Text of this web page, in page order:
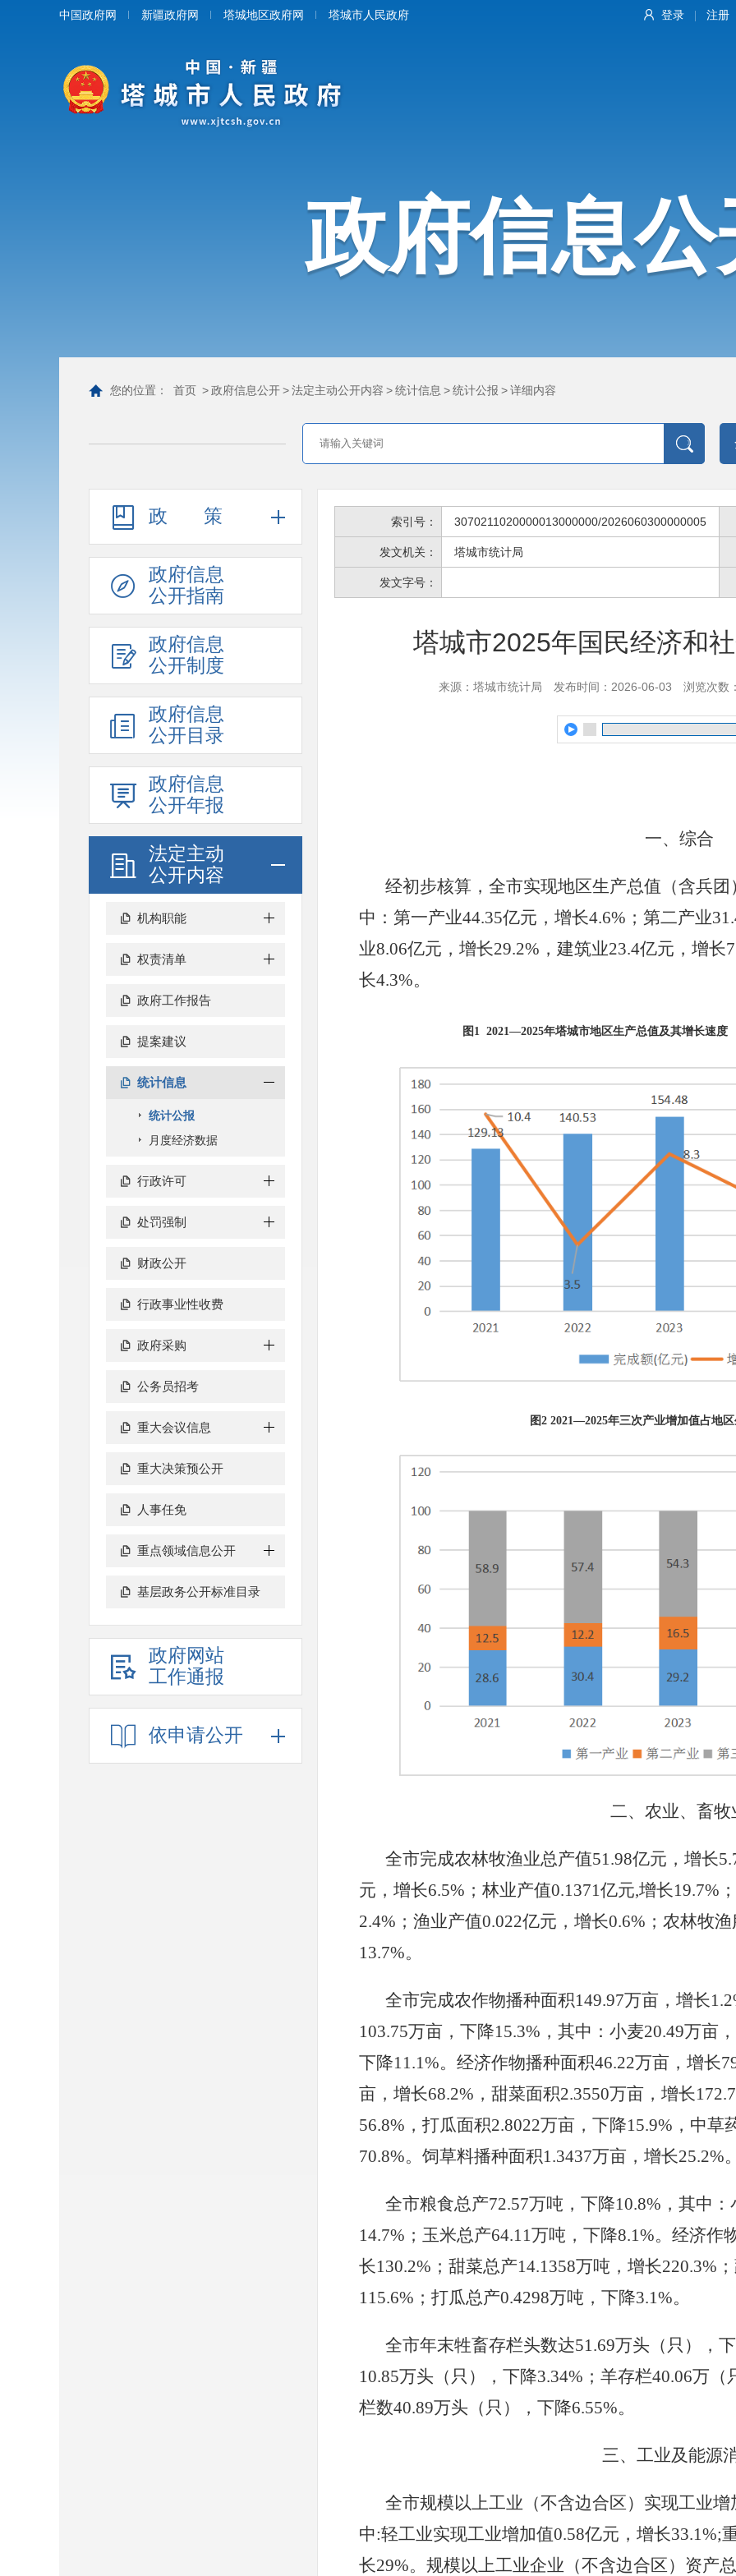
登录 注册
中国政府网 新疆政府网 塔城地区政府网 塔城市人民政府
政府信息公
您的位置： 首页 >政府信息公开>法定主动公开内容 >统计信息 >统计公报 >详细内容
政策
政府信息
公开指南
政府信息
公开制度
政府信息
公开目录
政府信息
公开年报
法定主动
公开内容
机构职能
权责清单
政府工作报告
提案建议
统计信息
统计公报
月度经济数据
行政许可
处罚强制
财政公开
行政事业性收费
政府采购
公务员招考
重大会议信息
重大决策预公开
人事任免
重点领域信息公开
基层政务公开标准目录
政府网站
工作通报
依申请公开
索引号： 3070211020000013000000/2026060300000005
发文机关： 塔城市统计局
发文字号：
塔城市2025年国民经济和
来源：塔城市统计局 发布时间：2026-06-03 浏览次数
一、综合
经初步核算， 全市实现地区生产总值 （含兵团
中：第一产业44.35亿元，增长4.6%；第二产业
业8.06亿元，增长29.2% ，建筑业23.4亿元，增长
长4.3%。
图 1 2021—2025年塔城市地区生产总值及其增长速度
图22021 —2025年三次产业增加值占地
二、农业、畜牧
全市完成农林牧渔业总产值51.98亿元，增长
元，增长6.5%；林业产值0.1371亿元,增长19.7%
2.4%；渔业产值0.022亿元，增长0.6%；农林牧
13.7%。
全市完成农作物播种面积149.97万亩，增长1.2
103.75万亩，下降15.3%，其中：小麦20.49万亩
下降11.1%。经济作物播种面积46.22万亩，增长
亩，增长68.2%，甜菜面积2.3550万亩，增长172.7
56.8%，打瓜面积2.8022万亩，下降15.9%，中草
70.8%。饲草料播种面积1.3437万亩，增长25.2%
全市粮食总产72.57万吨，下降10.8%，其中：
14.7%；玉米总产64.11万吨，下降8.1%。经济作
长130.2%；甜菜总产14.1358万吨，增长220.3%
115.6%；打瓜总产0.4298万吨，下降3.1%。
全市年末牲畜存栏头数达51.69万头（只），
10.85万头（只），下降3.34%；羊存栏40.06万（
栏数40.89万头（只），下降6.55%。
三、工业及能源
全市规模以上工业（不含边合区）实现工业增
中:轻工业实现工业增加值0.58亿元，增长33.1%;
长29%。规模以上工业企业（不含边合区）资产